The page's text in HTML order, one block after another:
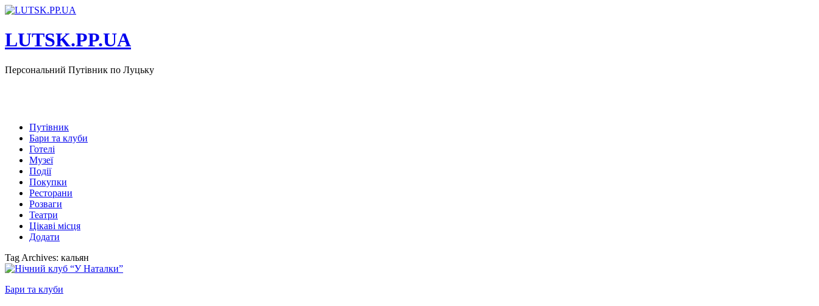
LUTSK.PP.UA
Персональний Путівник по Луцьку
Путівник
Бари та клуби
Готелі
Музеї
Події
Покупки
Ресторани
Розваги
Театри
Цікаві місця
Додати
Tag Archives: кальян
Бари та клуби